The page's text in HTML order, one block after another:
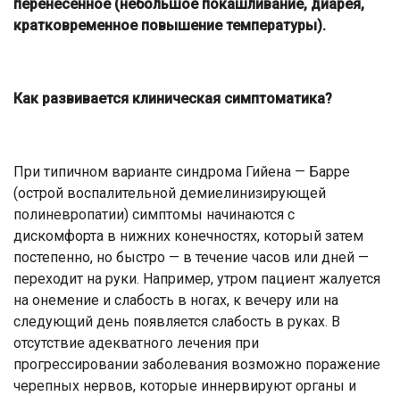
перенесенное (небольшое покашливание, диарея,
кратковременное повышение температуры).
Как развивается клиническая симптоматика?
При типичном варианте синдрома Гийена — Барре
(острой воспалительной демиелинизирующей
полиневропатии) симптомы начинаются с
дискомфорта в нижних конечностях, который затем
постепенно, но быстро — в течение часов или дней —
переходит на руки. Например, утром пациент жалуется
на онемение и слабость в ногах, к вечеру или на
следующий день появляется слабость в руках. В
отсутствие адекватного лечения при
прогрессировании заболевания возможно поражение
черепных нервов, которые иннервируют органы и